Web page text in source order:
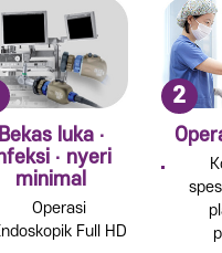
Bekas luka ∙
∙ nyeri
minimal
Operasi
Full HD
2